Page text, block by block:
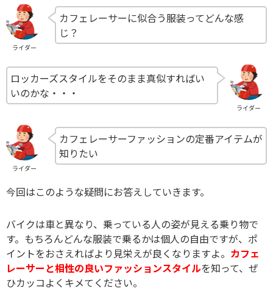
ライダー
カフェレーサーに似合う服装ってどんな感
じ？
ライダー
ロッカーズスタイルをそのまま真似すればい
いのかな・・・
ライダー
カフェレーサーファッションの定番アイテムが
知りたい
今回はこのような疑問にお答えしていきます。
バイクは車と異なり、乗っている人の姿が見える乗り物で
す。もちろんどんな服装で乗るかは個人の自由ですが、ポ
イントをおさえればより見栄えが良くなりますよ。 カフェ
レーサーと相性の良いファッションスタイルを知って、ぜ
ひカッコよくキメてください。